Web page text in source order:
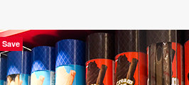
Save